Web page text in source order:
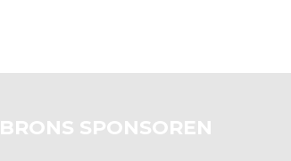
BRONS SPONSOREN